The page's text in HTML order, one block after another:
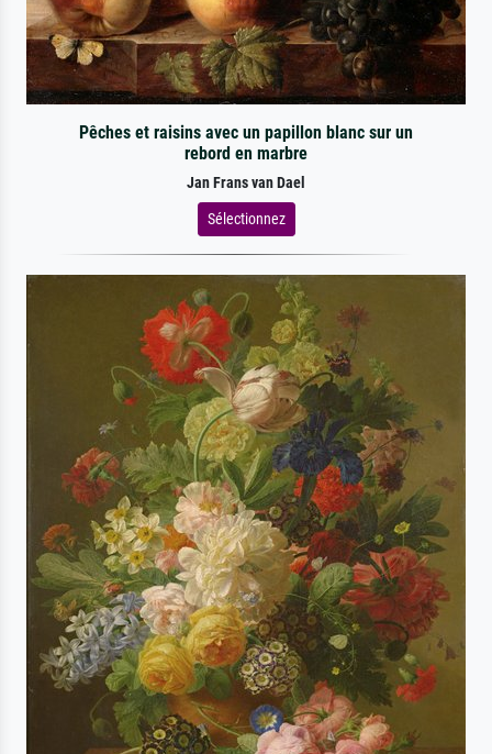
Pêches et raisins avec un papillon blanc sur un
rebord en marbre
Jan Frans van Dael
Sélectionnez